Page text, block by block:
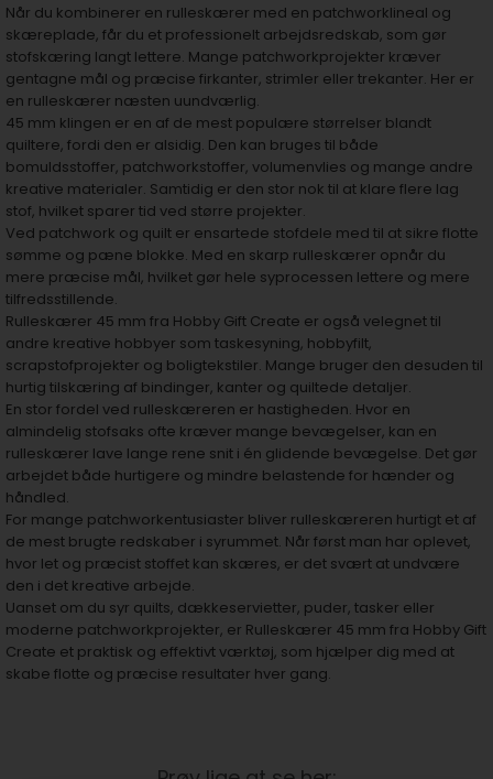
Når du kombinerer en rulleskærer med en patchworklineal og
skæreplade, får du et professionelt arbejdsredskab, som gør
stofskæring langt lettere. Mange patchworkprojekter kræver
gentagne mål og præcise firkanter, strimler eller trekanter. Her er
en rulleskærer næsten uundværlig.
45 mm klingen er en af de mest populære størrelser blandt
quiltere, fordi den er alsidig. Den kan bruges til både
bomuldsstoffer, patchworkstoffer, volumenvlies og mange andre
kreative materialer. Samtidig er den stor nok til at klare flere lag
stof, hvilket sparer tid ved større projekter.
Ved patchwork og quilt er ensartede stofdele med til at sikre flotte
sømme og pæne blokke. Med en skarp rulleskærer opnår du
mere præcise mål, hvilket gør hele syprocessen lettere og mere
tilfredsstillende.
Rulleskærer 45 mm fra Hobby Gift Create er også velegnet til
andre kreative hobbyer som taskesyning, hobbyfilt,
scrapstofprojekter og boligtekstiler. Mange bruger den desuden til
hurtig tilskæring af bindinger, kanter og quiltede detaljer.
En stor fordel ved rulleskæreren er hastigheden. Hvor en
almindelig stofsaks ofte kræver mange bevægelser, kan en
rulleskærer lave lange rene snit i én glidende bevægelse. Det gør
arbejdet både hurtigere og mindre belastende for hænder og
håndled.
For mange patchworkentusiaster bliver rulleskæreren hurtigt et af
de mest brugte redskaber i syrummet. Når først man har oplevet,
hvor let og præcist stoffet kan skæres, er det svært at undvære
den i det kreative arbejde.
Uanset om du syr quilts, dækkeservietter, puder, tasker eller
moderne patchworkprojekter, er Rulleskærer 45 mm fra Hobby Gift
Create et praktisk og effektivt værktøj, som hjælper dig med at
skabe flotte og præcise resultater hver gang.